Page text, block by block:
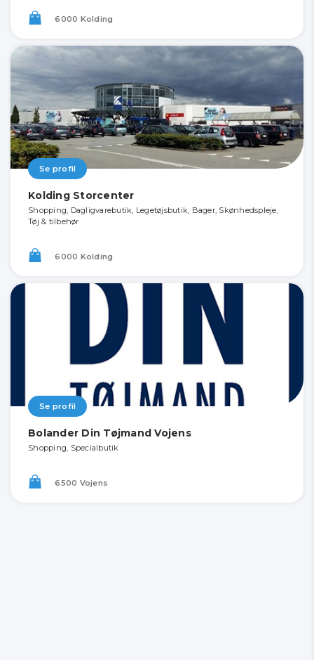
6000 Kolding
Se profil
Kolding Storcenter
Shopping, Dagligvarebutik, Legetøjsbutik, Bager, Skønhedspleje,
Tøj & tilbehør
6000 Kolding
Se profil
Bolander Din Tøjmand Vojens
Shopping, Specialbutik
6500 Vojens